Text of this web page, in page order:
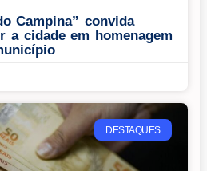
Campina” convida
a cidade em homenagem
DESTAQUES